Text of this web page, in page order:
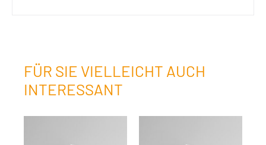
FÜR SIE VIELLEICHT AUCH
INTERESSANT